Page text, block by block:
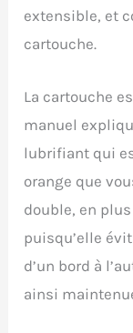
extensible, et
cartouche.
La cartouche
manuel
lubrifiant qui
orange que
double, en
puisqu’elle
d’un bord à
ainsi